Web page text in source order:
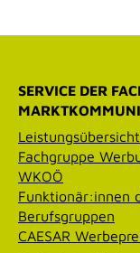
SERVICE DER
Leistungsübersicht
Fachgruppe
WKOÖ
Funktionär:innen
Berufsgruppen
CAESAR